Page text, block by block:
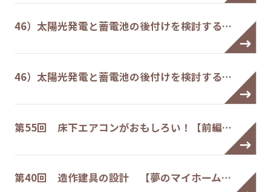
46）太陽光発電と蓄電池の後付けを検討する…
46）太陽光発電と蓄電池の後付けを検討する…
第55回 床下エアコンがおもしろい！【前編…
第40回 造作建具の設計 【夢のマイホーム…